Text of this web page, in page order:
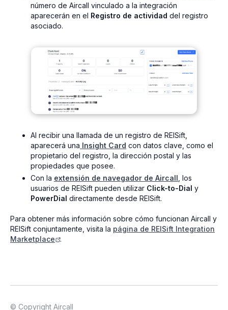
número de Aircall vinculado a la integración
aparecerán en el Registro de actividad del registro
asociado.
Al recibir una llamada de un registro de REISift,
aparecerá una Insight Card con datos clave, como el
propietario del registro, la dirección postal y las
propiedades que posee.
Con la extensión de navegador de Aircall , los
usuarios de REISift pueden utilizar Click-to-Dial y
PowerDial directamente desde REISift.
Para obtener más información sobre cómo funcionan Aircall y
REISift conjuntamente, visita la página de REISift Integration
Marketplace
.
© Copyright Aircall